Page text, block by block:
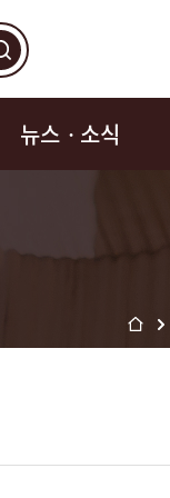
뉴스ㆍ소식